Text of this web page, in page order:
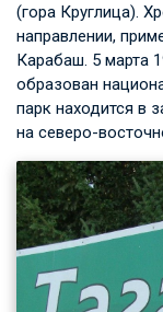
(гора Круглица).
направлении,
Карабаш. 5 марта
образован
парк находится в
на северо-